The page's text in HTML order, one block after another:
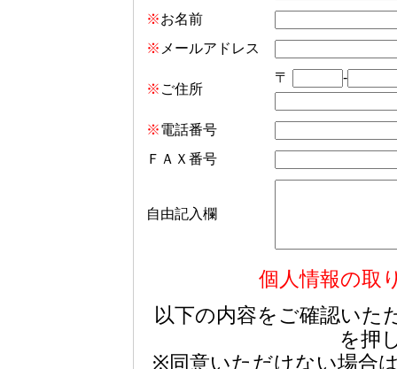
※お名前
※ メールアドレス
※ ご住所
〒 -
※電話番号
ＦＡＸ番号
自由記入欄
個人情報の取
以下の内容をご確認いた
を押
※同意いただけない場合